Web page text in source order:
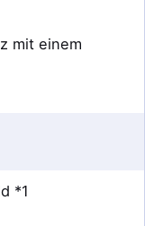
mit einem
*1